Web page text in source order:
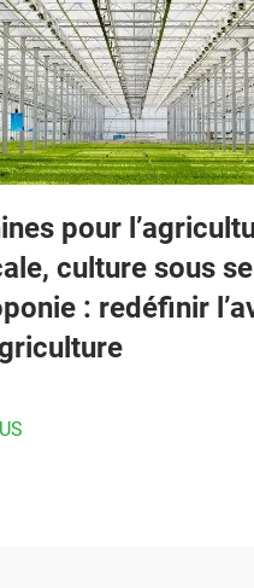
pour
culture sous
: redéfinir